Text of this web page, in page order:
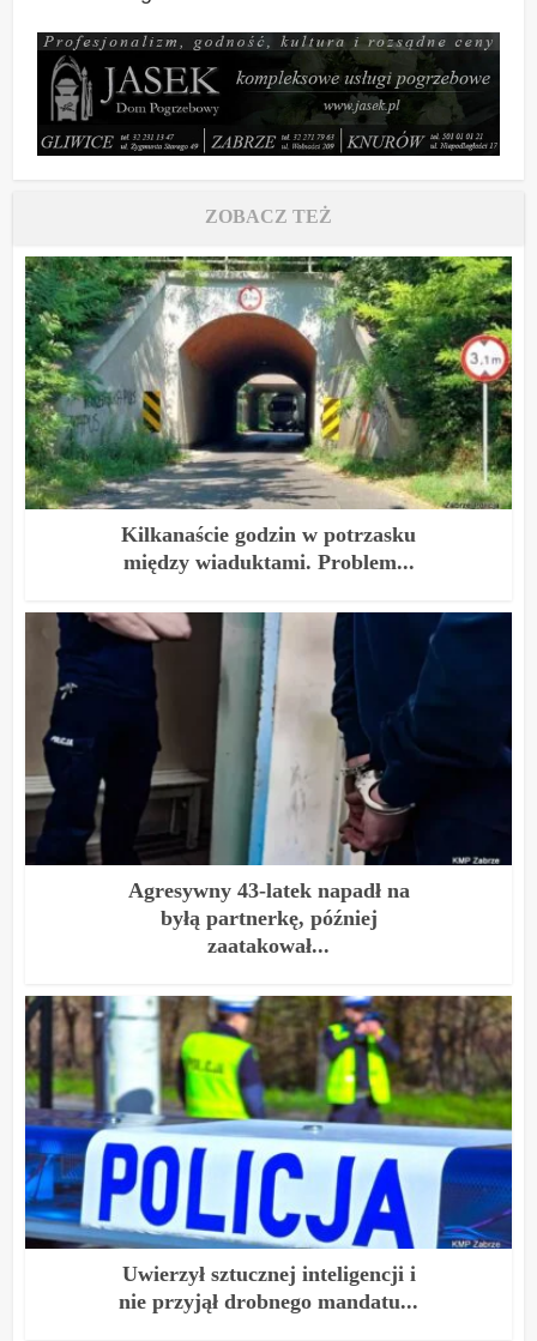
ZOBACZ TEŻ
Kilkanaście godzin w potrzasku
między wiaduktami. Problem...
Agresywny 43-latek napadł na
byłą partnerkę, później
zaatakował...
Uwierzył sztucznej inteligencji i
nie przyjął drobnego mandatu...